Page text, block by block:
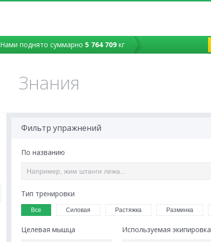
Нами поднято суммарно 5 764 709кг
Знания
Фильтр упражнений
По названию
Тип тренировки
Все Силовая Растяжка Разминка
Целевая мышца
Используемая экипировка